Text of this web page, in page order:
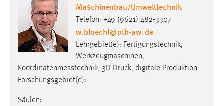
Maschinenbau/Umwelttechnik
Telefon: +49 (9621) 482-3307
w.bloechl@oth-aw.de
Lehrgebiet(e): Fertigungstechnik,
Werkzeugmaschinen,
Koordinatenmesstechnik, 3D-Druck, digitale Produktion
Forschungsgebiet(e):
Säulen: